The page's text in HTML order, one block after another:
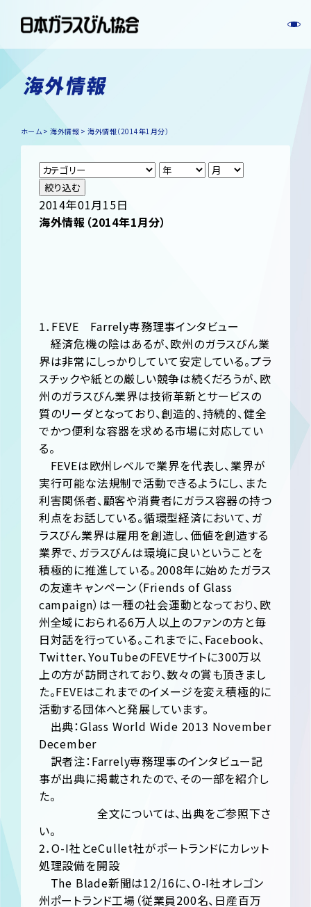
海外情報
ホーム 海外情報 海外情報（2014年1月分）
絞り込む
2014年01月15日
海外情報（2014年1月分）
1．FEVE Farrely専務理事インタビュー
経済危機の陰はあるが、欧州のガラスびん業
界は非常にしっかりしていて安定している。プラ
スチックや紙との厳しい競争は続くだろうが、欧
州のガラスびん業界は技術革新とサービスの
質のリーダとなっており、創造的、持続的、健全
でかつ便利な容器を求める市場に対応してい
る。
FEVEは欧州レベルで業界を代表し、業界が
実行可能な法規制で活動できるようにし、また
利害関係者、顧客や消費者にガラス容器の持つ
利点をお話している。循環型経済において、ガ
ラスびん業界は雇用を創造し、価値を創造する
業界で、ガラスびんは環境に良いということを
積極的に推進している。2008年に始めたガラス
の友達キャンペーン（Friends of Glass
campaign）は一種の社会運動となっており、欧
州全域におられる6万人以上のファンの方と毎
日対話を行っている。これまでに、Facebook、
Twitter、YouTubeのFEVEサイトに300万以
上の方が訪問されており、数々の賞も頂きまし
た。FEVEはこれまでのイメージを変え積極的に
活動する団体へと発展しています。
出典：Glass World Wide 2013 November
December
訳者注：Farrely専務理事のインタビュー記
事が出典に掲載されたので、その一部を紹介し
た。
全文については、出典をご参照下さ
い。
2．O-I社とeCullet社がポートランドにカレット
処理設備を開設
The Blade新聞は12/16に、O-I社オレゴン
州ポートランド工場（従業員200名、日産百万